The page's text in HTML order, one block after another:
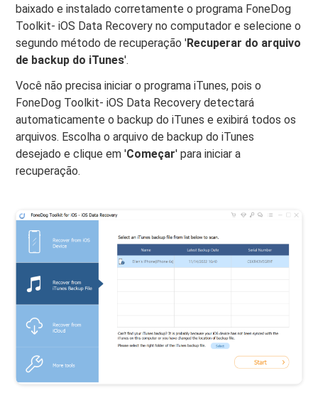
baixado e instalado corretamente o programa FoneDog
Toolkit- iOS Data Recovery no computador e selecione o
segundo método de recuperação 'Recuperar do arquivo
de backup do iTunes'.
Você não precisa iniciar o programa iTunes, pois o
FoneDog Toolkit- iOS Data Recovery detectará
automaticamente o backup do iTunes e exibirá todos os
arquivos. Escolha o arquivo de backup do iTunes
desejado e clique em 'Começar' para iniciar a
recuperação.